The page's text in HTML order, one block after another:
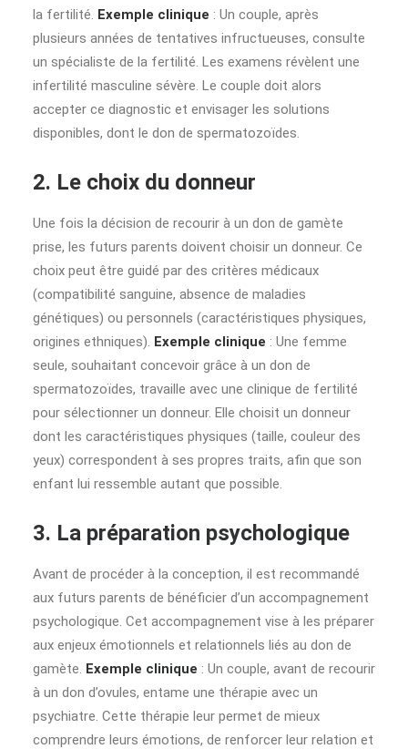
la fertilité. Exemple clinique : Un couple, après
plusieurs années de tentatives infructueuses, consulte
un spécialiste de la fertilité. Les examens révèlent une
infertilité masculine sévère. Le couple doit alors
accepter ce diagnostic et envisager les solutions
disponibles, dont le don de spermatozoïdes.
2. Le choix du donneur
Une fois la décision de recourir à un don de gamète
prise, les futurs parents doivent choisir un donneur. Ce
choix peut être guidé par des critères médicaux
(compatibilité sanguine, absence de maladies
génétiques) ou personnels (caractéristiques physiques,
origines ethniques). Exemple clinique : Une femme
seule, souhaitant concevoir grâce à un don de
spermatozoïdes, travaille avec une clinique de fertilité
pour sélectionner un donneur. Elle choisit un donneur
dont les caractéristiques physiques (taille, couleur des
yeux) correspondent à ses propres traits, afin que son
enfant lui ressemble autant que possible.
3. La préparation psychologique
Avant de procéder à la conception, il est recommandé
aux futurs parents de bénéficier d’un accompagnement
psychologique. Cet accompagnement vise à les préparer
aux enjeux émotionnels et relationnels liés au don de
gamète. Exemple clinique : Un couple, avant de recourir
à un don d’ovules, entame une thérapie avec un
psychiatre. Cette thérapie leur permet de mieux
comprendre leurs émotions, de renforcer leur relation et